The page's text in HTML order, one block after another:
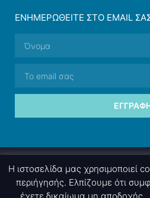
ΕΝΗΜΕΡΩΘΕΊΤΕ ΣΤΟ EMAIL
Η ιστοσελίδα μας χρησιμοποιεί
περιήγησής. Ελπίζουμε ότι